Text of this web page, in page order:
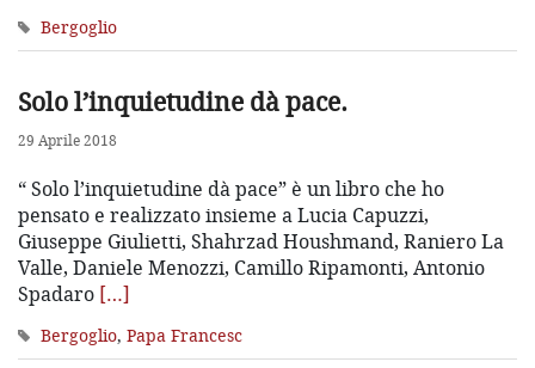
Bergoglio
Solo l’inquietudine dà pace.
29 Aprile 2018
“ Solo l’inquietudine dà pace” è un libro che ho
pensato e realizzato insieme a Lucia Capuzzi,
Giuseppe Giulietti, Shahrzad Houshmand, Raniero La
Valle, Daniele Menozzi, Camillo Ripamonti, Antonio
Spadaro […]
Bergoglio, Papa Francesc